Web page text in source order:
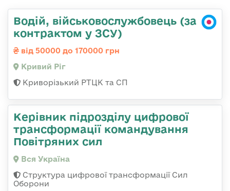
Водій, військовослужбовець (за
контрактом у ЗСУ)
від 50000 до 170000 грн
Кривий Ріг
Криворізький РТЦК та СП
Керівник підрозділу цифрової
трансформації командування
Повітряних сил
Вся Україна
Структура цифрової трансформації Сил
Оборони